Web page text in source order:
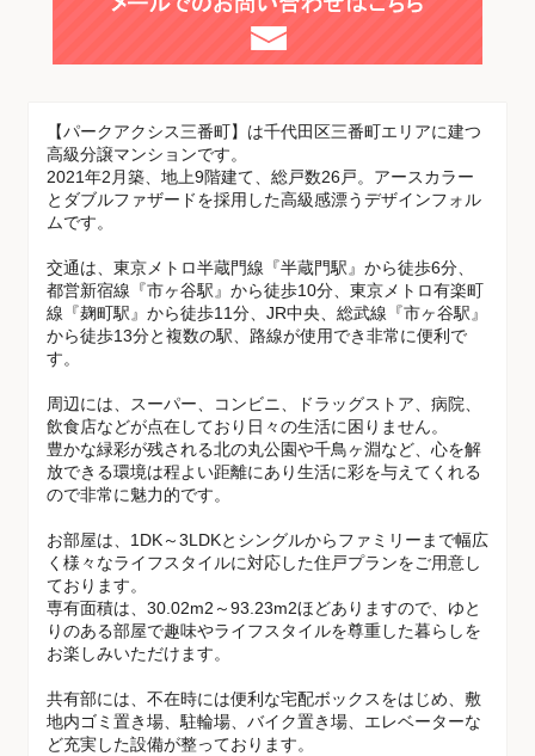
【パークアクシス三番町】は千代田区三番町エリアに建つ
高級分譲マンションです。
2021年2月築、地上9階建て、総戸数26戸。アースカラー
とダブルファザードを採用した高級感漂うデザインフォル
ムです。
交通は、東京メトロ半蔵門線『半蔵門駅』から徒歩6分、
都営新宿線『市ヶ谷駅』から徒歩10分、東京メトロ有楽町
線『麹町駅』から徒歩11分、JR中央、総武線『市ヶ谷駅』
から徒歩13分と複数の駅、路線が使用でき非常に便利で
す。
周辺には、スーパー、コンビニ、ドラッグストア、病院、
飲食店などが点在しており日々の生活に困りません。
豊かな緑彩が残される北の丸公園や千鳥ヶ淵など、心を解
放できる環境は程よい距離にあり生活に彩を与えてくれる
ので非常に魅力的です。
お部屋は、1DK～3LDKとシングルからファミリーまで幅広
く様々なライフスタイルに対応した住戸プランをご用意し
ております。
専有面積は、30.02m2～93.23m2ほどありますので、ゆと
りのある部屋で趣味やライフスタイルを尊重した暮らしを
お楽しみいただけます。
共有部には、不在時には便利な宅配ボックスをはじめ、敷
地内ゴミ置き場、駐輪場、バイク置き場、エレベーターな
ど充実した設備が整っております。